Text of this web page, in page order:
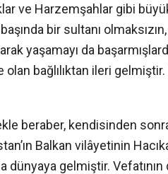
ve Harzemşahlar gibi
bir sultanı olmaksızın,
yaşamayı da
olan bağlılıktan ileri gelmiştir.
beraber, kendisinden
Balkan vilâyetinin
gelmiştir. Vefatının